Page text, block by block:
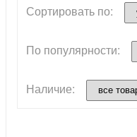
Сортировать по:
По популярности:
Наличие: